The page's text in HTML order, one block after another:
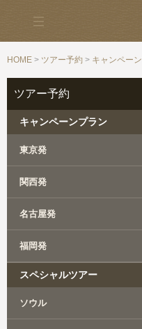
HOME > ツアー予約 > キャンペー
ツアー予約
キャンペーンプラン
東京発
関西発
名古屋発
福岡発
スペシャルツアー
ソウル